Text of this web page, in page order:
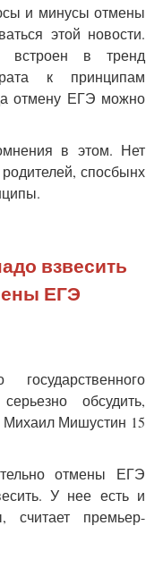
и минусы отмены
этой новости.
встроен в тренд
к принципам
отмену ЕГЭ можно
в этом. Нет
спосбынх
взвесить
ЕГЭ
обсудить,
Михаил Мишустин 15
отмены ЕГЭ
У нее есть и
премьер-